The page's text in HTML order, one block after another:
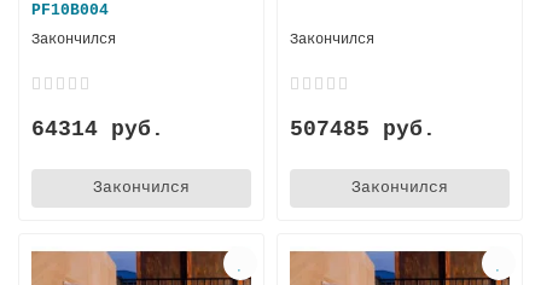
PF10B004
Закончился
64314 руб.
Закончился
Закончился
507485 руб.
Закончился